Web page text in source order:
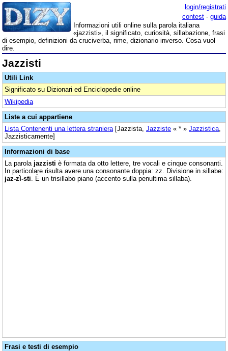
login/registrati
contest - guida
Informazioni utili online sulla parola italiana
«jazzisti», il significato, curiosità, sillabazione, frasi
di esempio, definizioni da cruciverba, rime, dizionario inverso. Cosa vuol
dire.
Jazzisti
Utili Link
Significato su Dizionari ed Enciclopedie online
Wikipedia
Liste a cui appartiene
Lista Contenenti una lettera straniera [Jazzista, Jazziste « * » Jazzistica
Jazzisticamente]
Informazioni di base
La parola jazzisti è formata da otto lettere, tre vocali e cinque consonanti.
In particolare risulta avere una consonante doppia: zz. Divisione in sillabe:
jaz-zì-sti . È un trisillabo piano (accento sulla penultima sillaba).
Frasi e testi di esempio